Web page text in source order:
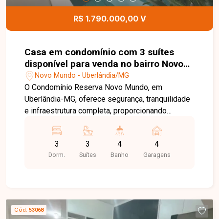
separadamente, proporcionando ainda mais
flexibilidade ao projeto. Entre em contato para
conhecer esta excelente oportunidade comercial.
R$ 1.790.000,00 V
Casa em condomínio com 3 suítes
disponível para venda no bairro Novo
Mundo em Uberlândia-MG
Novo Mundo - Uberlândia/MG
O Condomínio Reserva Novo Mundo, em
Uberlândia-MG, oferece segurança, tranquilidade
e infraestrutura completa, proporcionando
família. Com localização privilegiada e fácil
acesso às principais vias da cidade, é uma
excelente opção para quem busca morar em um
com closet, banheiro social, cozinha com balcão,
área de serviço e excelente área gourmet com
3
Dorm.
3
Suítes
4
Banho
4
Garagens
Cód. 53068